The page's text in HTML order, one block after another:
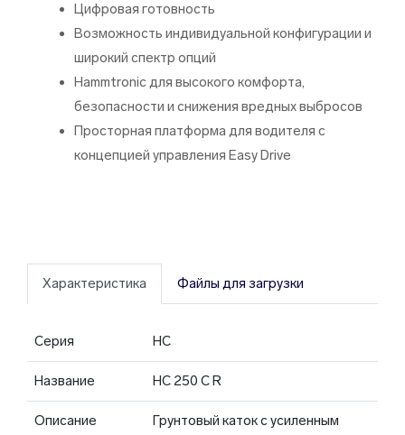
Цифровая готовность
Возможность индивидуальной конфигурации и
широкий спектр опций
Hammtronic для высокого комфорта,
безопасности и снижения вредных выбросов
Просторная платформа для водителя с
концепцией управления Easy Drive
Характеристика Файлы для загрузки
Серия HC
Название HC 250 C R
Описание
Грунтовый каток с усиленным